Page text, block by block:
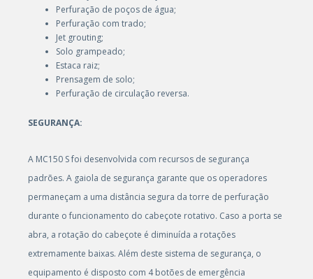
Perfuração de poços de água;
Perfuração com trado;
Jet grouting;
Solo grampeado;
Estaca raiz;
Prensagem de solo;
Perfuração de circulação reversa.
SEGURANÇA:
A MC150 S foi desenvolvida com recursos de segurança
padrões. A gaiola de segurança garante que os operadores
permaneçam a uma distância segura da torre de perfuração
durante o funcionamento do cabeçote rotativo. Caso a porta se
abra, a rotação do cabeçote é diminuída a rotações
extremamente baixas. Além deste sistema de segurança, o
equipamento é disposto com 4 botões de emergência